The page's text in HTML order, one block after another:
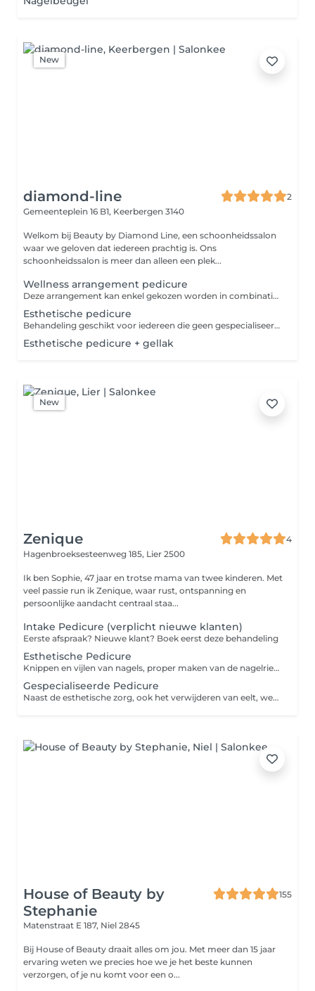
New
diamond-line
2
Gemeenteplein 16 B1, Keerbergen 3140
Welkom bij Beauty by Diamond Line, een schoonheidssalon
waar we geloven dat iedereen prachtig is. Ons
schoonheidssalon is meer dan alleen een plek...
Wellness arrangement pedicure
Deze arrangement kan enkel gekozen worden in combinatie met een andere pedicure behandeling. Met deze arrangement draait het niet enkel om de voetverzorging, maar ook om de wellness en beleving. - Een warme voetbad met geurige oliën/badzout. - Een scrub voor een zachte huid. - Een verzorgende crème en nagelverzorging als afsluiting. Kort gezegd: verzorging + ontspanning = een welverdiende wellness ervaring voor uw voeten!
Esthetische pedicure
Behandeling geschikt voor iedereen die geen gespecialiseerde pedicure vereist
Esthetische pedicure + gellak
New
Zenique
4
Hagenbroeksesteenweg 185, Lier 2500
Ik ben Sophie, 47 jaar en trotse mama van twee kinderen. Met
veel passie run ik Zenique, waar rust, ontspanning en
persoonlijke aandacht centraal staa...
Intake Pedicure (verplicht nieuwe klanten)
Eerste afspraak? Nieuwe klant? Boek eerst deze behandeling
Esthetische Pedicure
Knippen en vijlen van nagels, proper maken van de nagelriemen voor een verzorgde uitstraling en om af te sluiten een kleine massage.
Gespecialiseerde Pedicure
Naast de esthetische zorg, ook het verwijderen van eelt, wegsnijden van likdoorns en eeltpitten, en de behandeling van kalknagels en schimmelnagels.
House of Beauty by
Stephanie
155
Matenstraat E 187, Niel 2845
Bij House of Beauty draait alles om jou. Met meer dan 15 jaar
ervaring weten we precies hoe we je het beste kunnen
verzorgen, of je nu komt voor een o...